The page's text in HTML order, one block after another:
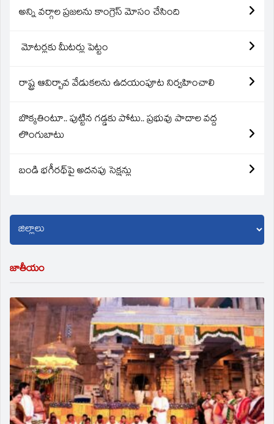
అన్ని వర్గాల ప్రజలను కాంగ్రెస్ మోసం చేసింది
మోటర్లకు మీటర్లు పెట్టం
రాష్ట్ర ఆవిర్బావ వేడుకలను ఉదయంపూట నిర్వహించాలి
బొక్కతింటూ.. పుట్టిన గడ్డకు పోటు.. ప్రభువు పాదాల వద్ద
లొంగుబాటు
బండి భగీరథ్‌పై అదనపు సెక్షన్లు
జాతీయం